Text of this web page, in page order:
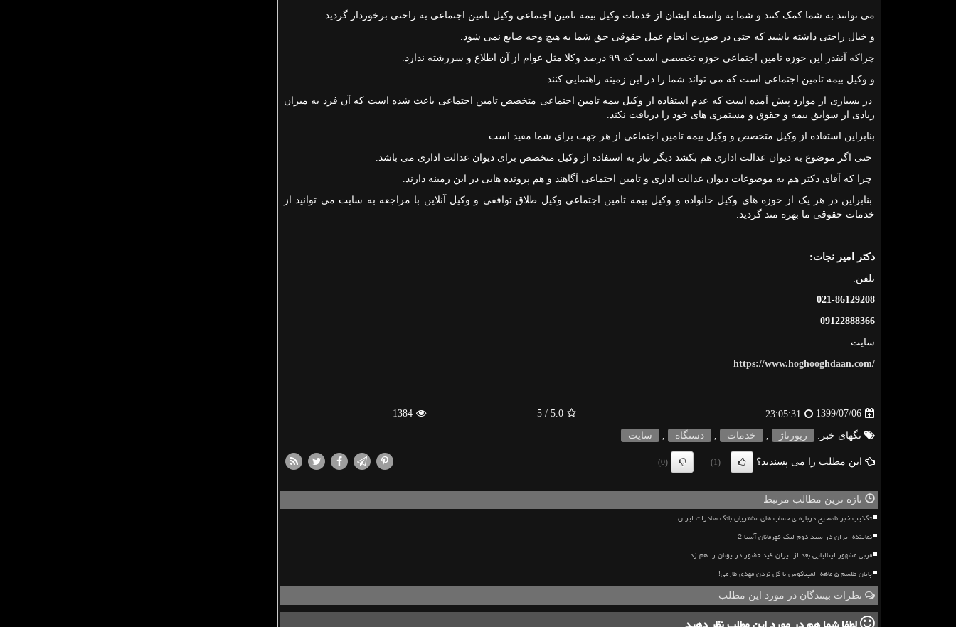
می توانند به شما کمک کنند و شما به واسطه ایشان از خدمات وکیل بیمه تامین اجتماعی وکیل تامین اجتماعی به راحتی برخوردار گردید.
و خیال راحتی داشته باشید که حتی در صورت انجام عمل حقوقی حق شما به هیچ وجه ضایع نمی شود.
چراکه آنقدر این حوزه تامین اجتماعی حوزه تخصصی است که ۹۹ درصد وکلا مثل عوام از آن اطلاع و سررشته ندارد.
و وکیل بیمه تامین اجتماعی است که می تواند شما را در این زمینه راهنمایی کنند.
در بسیاری از موارد پیش آمده است که عدم استفاده از وکیل بیمه تامین اجتماعی متخصص تامین اجتماعی باعث شده است که آن فرد به میزان
زیادی از سوابق بیمه و حقوق و مستمری های خود را دریافت نکند.
بنابراین استفاده از وکیل متخصص و وکیل بیمه تامین اجتماعی از هر جهت برای شما مفید است.
حتی اگر موضوع به دیوان عدالت اداری هم بکشد دیگر نیاز به استفاده از وکیل متخصص برای دیوان عدالت اداری می باشد.
چرا که آقای دکتر هم به موضوعات دیوان عدالت اداری و تامین اجتماعی آگاهند و هم پرونده هایی در این زمینه دارند.
بنابراین در هر یک از حوزه های وکیل خانواده و وکیل بیمه تامین اجتماعی وکیل طلاق توافقی و وکیل آنلاین با مراجعه به سایت می توانید از
خدمات حقوقی ما بهره مند گردید.
دکتر امیر نجات:
تلفن:
021-86129208
09122888366
سایت:
https://www.hoghooghdaan.com/
1399/07/06
23:05:31
5.0
/ 5
1384
تگهای خبر: رپورتاژ خدمات دستگاه سایت
این مطلب را می پسندید؟ (1)
(0)
تازه ترین مطالب مرتبط
تکذیب خبر ناصحیح درباره ی حساب های مشتریان بانک صادرات ایران
نماینده ایران در سید دوم لیگ قهرمانان آسیا 2
مربی مشهور ایتالیایی بعد از ایران قید حضور در یونان را هم زد
پایان طلسم ۵ ماهه المپیاکوس با گل نزدن مهدی طارمی!
نظرات بینندگان در مورد این مطلب